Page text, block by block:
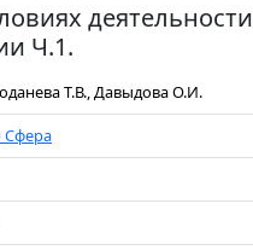
деятельности
Ч.1.
Т.В., Давыдова О.И.
Сфера